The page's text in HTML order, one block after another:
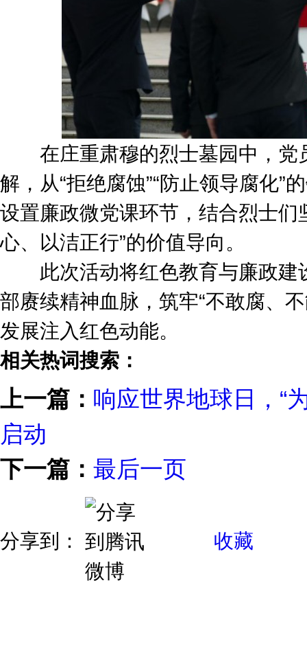
在庄重肃穆的烈士墓园中，党
解，从“拒绝腐蚀”“防止领导腐化”
设置廉政微党课环节，结合烈士
心、以洁正行”的价值导向。
此次活动将红色教育与廉政建
部赓续精神血脉，筑牢“不敢腐、
发展注入红色动能。
相关热词搜索：
上一篇： 响应世界地球日，“
启动
下一篇： 最后一页
分享到： 收藏